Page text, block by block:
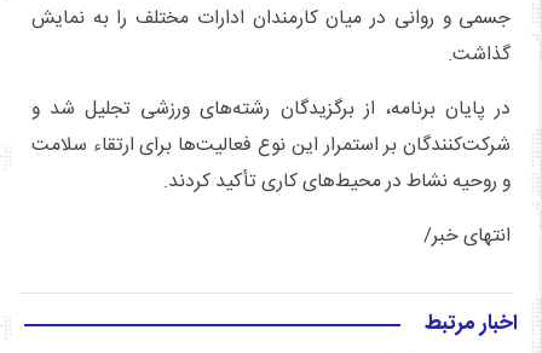
جسمی و روانی در میان کارمندان ادارات مختلف را به نمایش
گذاشت.
در پایان برنامه، از برگزیدگان رشته‌های ورزشی تجلیل شد و
شرکت‌کنندگان بر استمرار این نوع فعالیت‌ها برای ارتقاء سلامت
و روحیه نشاط در محیط‌های کاری تأکید کردند.
انتهای خبر/
اخبار مرتبط